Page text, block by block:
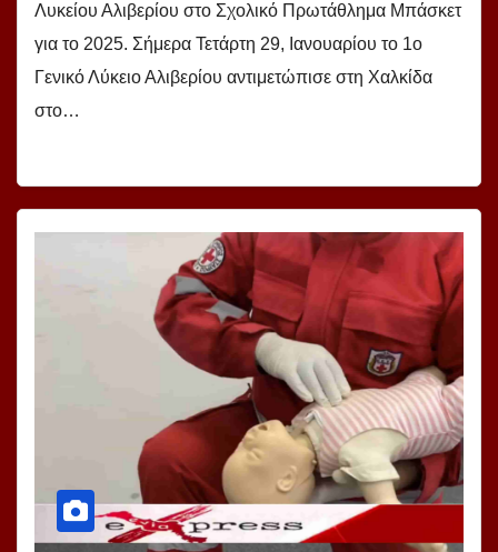
Λυκείου Αλιβερίου στο Σχολικό Πρωτάθλημα Μπάσκετ
για το 2025. Σήμερα Τετάρτη 29, Ιανουαρίου το 1ο
Γενικό Λύκειο Αλιβερίου αντιμετώπισε στη Χαλκίδα
στο…